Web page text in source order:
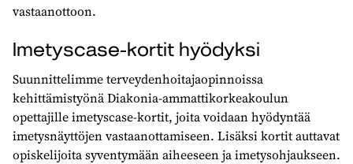
vastaanottoon.
Imetyscase-kortit hyödyksi
Suunnittelimme terveydenhoitajaopinnoissa
kehittämistyönä Diakonia-ammattikorkeakoulun
opettajille imetyscase-kortit, joita voidaan hyödyntää
imetysnäyttöjen vastaanottamiseen. Lisäksi kortit auttavat
opiskelijoita syventymään aiheeseen ja imetysohjaukseen.